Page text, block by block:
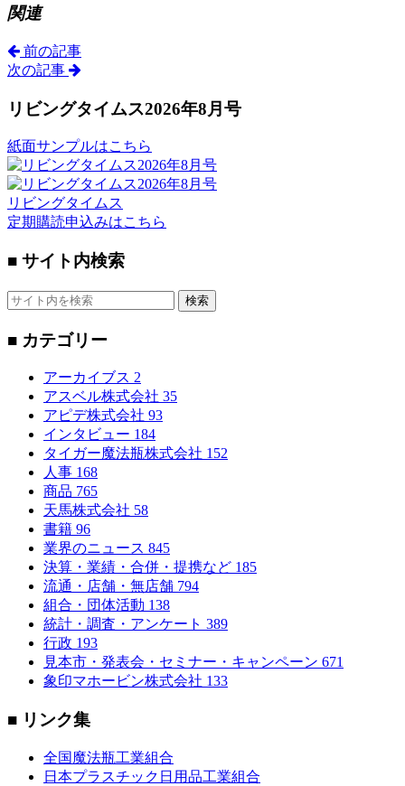
関連
前の記事
次の記事
リビングタイムス2026年8月号
紙面サンプルはこちら
リビングタイムス
定期購読申込みはこちら
■ サイト内検索
検索
■ カテゴリー
アーカイブス 2
アスベル株式会社 35
アピデ株式会社 93
インタビュー 184
タイガー魔法瓶株式会社 152
人事 168
商品 765
天馬株式会社 58
書籍 96
業界のニュース 845
決算・業績・合併・提携など 185
流通・店舗・無店舗 794
組合・団体活動 138
統計・調査・アンケート 389
行政 193
見本市・発表会・セミナー・キャンペーン 671
象印マホービン株式会社 133
■ リンク集
全国魔法瓶工業組合
日本プラスチック日用品工業組合